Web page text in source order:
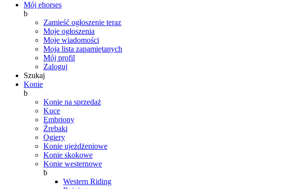
Mój ehorses
b
Zamieść ogłoszenie teraz
Moje ogłoszenia
Moje wiadomości
Moja lista zapamiętanych
Mój profil
Zaloguj
Szukaj
Konie
b
Konie na sprzedaż
Kuce
Embriony
Źrebaki
Ogiery
Konie ujeżdżeniowe
Konie skokowe
Konie westernowe
b
Western Riding